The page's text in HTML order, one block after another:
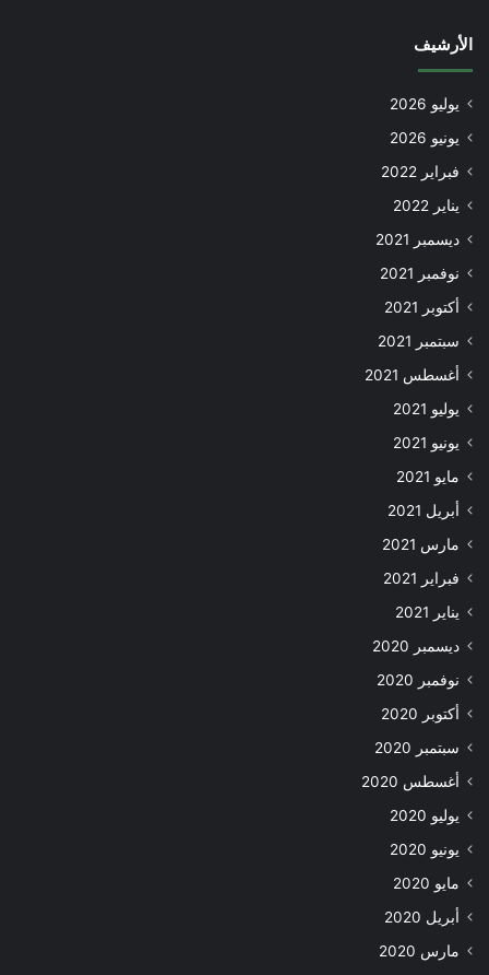
الأرشيف
يوليو 2026
يونيو 2026
فبراير 2022
يناير 2022
ديسمبر 2021
نوفمبر 2021
أكتوبر 2021
سبتمبر 2021
أغسطس 2021
يوليو 2021
يونيو 2021
مايو 2021
أبريل 2021
مارس 2021
فبراير 2021
يناير 2021
ديسمبر 2020
نوفمبر 2020
أكتوبر 2020
سبتمبر 2020
أغسطس 2020
يوليو 2020
يونيو 2020
مايو 2020
أبريل 2020
مارس 2020